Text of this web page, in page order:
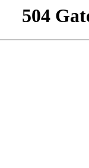
504